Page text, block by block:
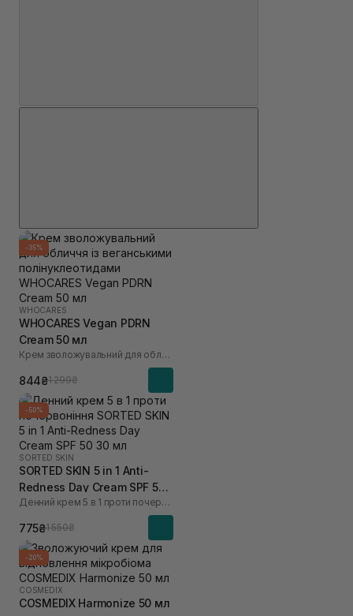
-35%
WHOCARES
WHOCARES Vegan PDRN
Cream 50 мл
Крем зволожувальний для обличчя із веганськими полінуклеотидами
844₴1 299₴
-50%
SORTED SKIN
SORTED SKIN 5 in 1 Anti-
Redness Day Cream SPF 50
30 мл
Денний крем 5 в 1 проти почервоніння
775₴1 550₴
-20%
COSMEDIX
COSMEDIX Harmonize 50 мл